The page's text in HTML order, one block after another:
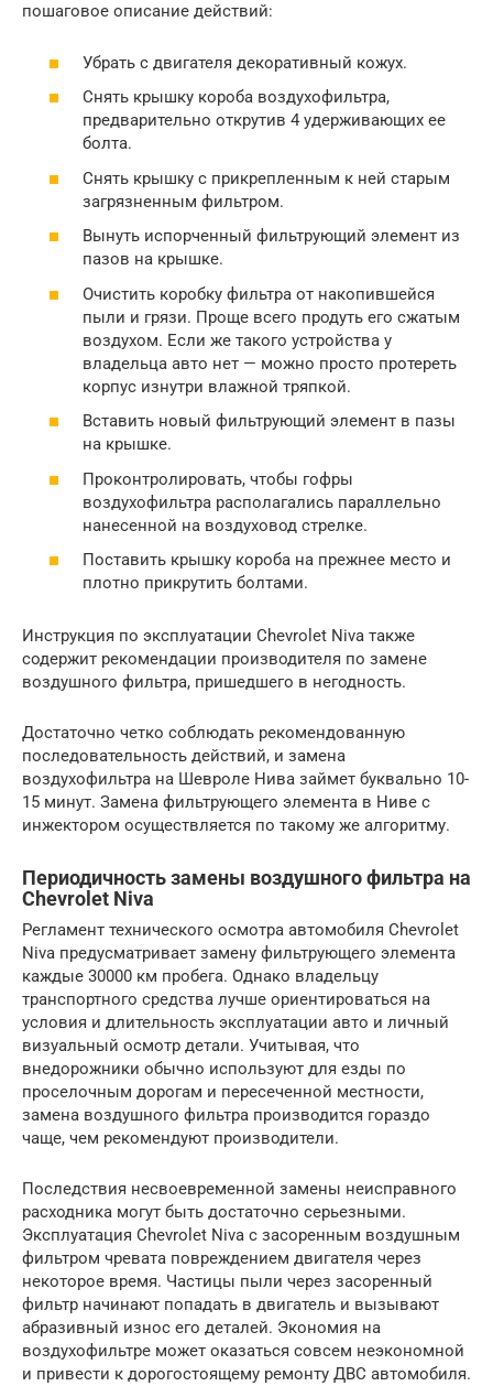
пошаговое описание действий:
Убрать с двигателя декоративный кожух.
Снять крышку короба воздухофильтра,
предварительно открутив 4 удерживающих ее
болта.
Снять крышку с прикрепленным к ней старым
загрязненным фильтром.
Вынуть испорченный фильтрующий элемент из
пазов на крышке.
Очистить коробку фильтра от накопившейся
пыли и грязи. Проще всего продуть его сжатым
воздухом. Если же такого устройства у
владельца авто нет — можно просто протереть
корпус изнутри влажной тряпкой.
Вставить новый фильтрующий элемент в пазы
на крышке.
Проконтролировать, чтобы гофры
воздухофильтра располагались параллельно
нанесенной на воздуховод стрелке.
Поставить крышку короба на прежнее место и
плотно прикрутить болтами.
Инструкция по эксплуатации Chevrolet Niva также
содержит рекомендации производителя по замене
воздушного фильтра, пришедшего в негодность.
Достаточно четко соблюдать рекомендованную
последовательность действий, и замена
воздухофильтра на Шевроле Нива займет буквально 10-
15 минут. Замена фильтрующего элемента в Ниве с
инжектором осуществляется по такому же алгоритму.
Периодичность замены воздушного фильтра на
Chevrolet Niva
Регламент технического осмотра автомобиля Chevrolet
Niva предусматривает замену фильтрующего элемента
каждые 30000 км пробега. Однако владельцу
транспортного средства лучше ориентироваться на
условия и длительность эксплуатации авто и личный
визуальный осмотр детали. Учитывая, что
внедорожники обычно используют для езды по
проселочным дорогам и пересеченной местности,
замена воздушного фильтра производится гораздо
чаще, чем рекомендуют производители.
Последствия несвоевременной замены неисправного
расходника могут быть достаточно серьезными.
Эксплуатация Chevrolet Niva с засоренным воздушным
фильтром чревата повреждением двигателя через
некоторое время. Частицы пыли через засоренный
фильтр начинают попадать в двигатель и вызывают
абразивный износ его деталей. Экономия на
воздухофильтре может оказаться совсем неэкономной
и привести к дорогостоящему ремонту ДВС автомобиля.